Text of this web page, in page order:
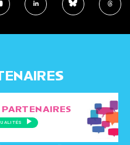
PARTENAIRES